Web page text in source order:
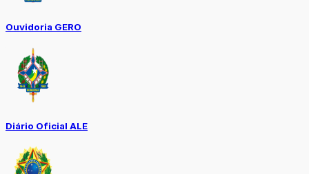
Ouvidoria GERO
Diário Oficial ALE